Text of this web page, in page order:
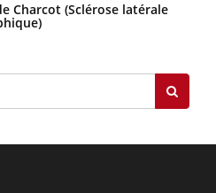
Charcot (Sclérose latérale